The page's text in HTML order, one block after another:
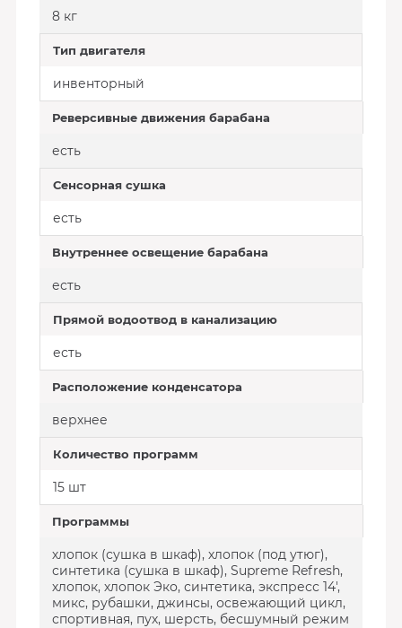
8 кг
Тип двигателя
инвенторный
Реверсивные движения барабана
есть
Сенсорная сушка
есть
Внутреннее освещение барабана
есть
Прямой водоотвод в канализацию
есть
Расположение конденсатора
верхнее
Количество программ
15 шт
Программы
хлопок (сушка в шкаф), хлопок (под утюг),
синтетика (сушка в шкаф), Supreme Refresh,
хлопок, хлопок Эко, синтетика, экспресс 14',
микс, рубашки, джинсы, освежающий цикл,
спортивная, пух, шерсть, бесшумный режим